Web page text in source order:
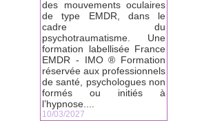
des mouvements oculaires
de type EMDR, dans le
cadre du
psychotraumatisme. Une
formation labellisée France
EMDR - IMO ® Formation
réservée aux professionnels
de santé, psychologues non
formés ou initiés à
l’hypnose....
10/03/2027